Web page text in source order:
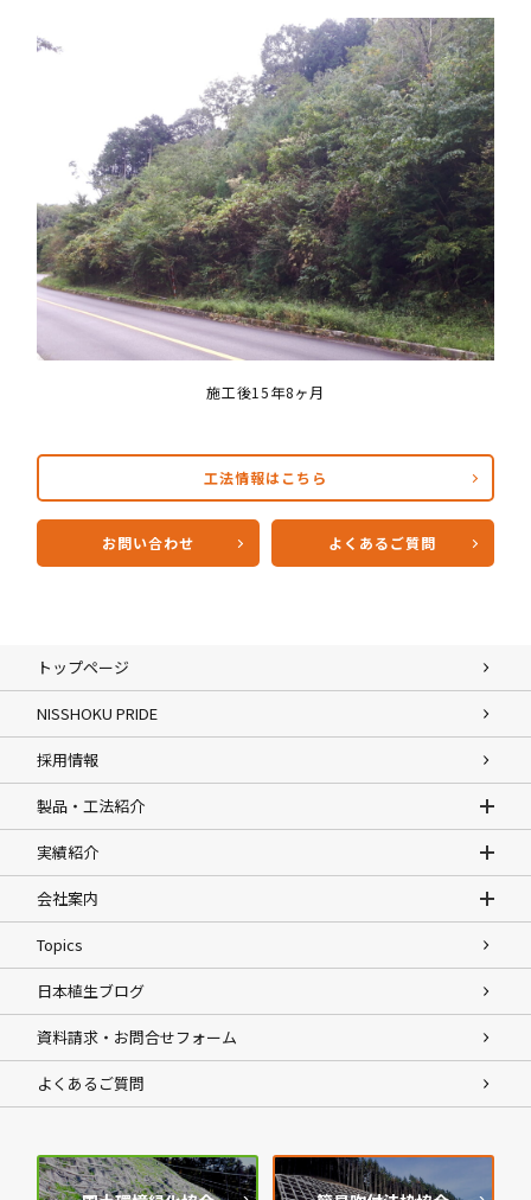
施工後15年8ヶ月
工法情報はこちら
お問い合わせ よくあるご質問
トップページ
NISSHOKU PRIDE
採用情報
製品・工法紹介
実績紹介
会社案内
Topics
日本植生ブログ
資料請求・お問合せフォーム
よくあるご質問